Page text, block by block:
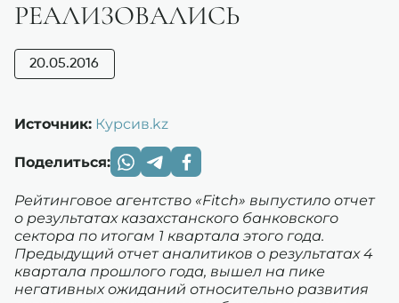
РЕАЛИЗОВАЛИСЬ
20.05.2016
Источник: Курсив.kz
Поделиться:
Рейтинговое агентство «Fitch» выпустило отчет
о результатах казахстанского банковского
сектора по итогам 1 квартала этого года.
Предыдущий отчет аналитиков о результатах 4
квартала прошлого года, вышел на пике
негативных ожиданий относительно развития